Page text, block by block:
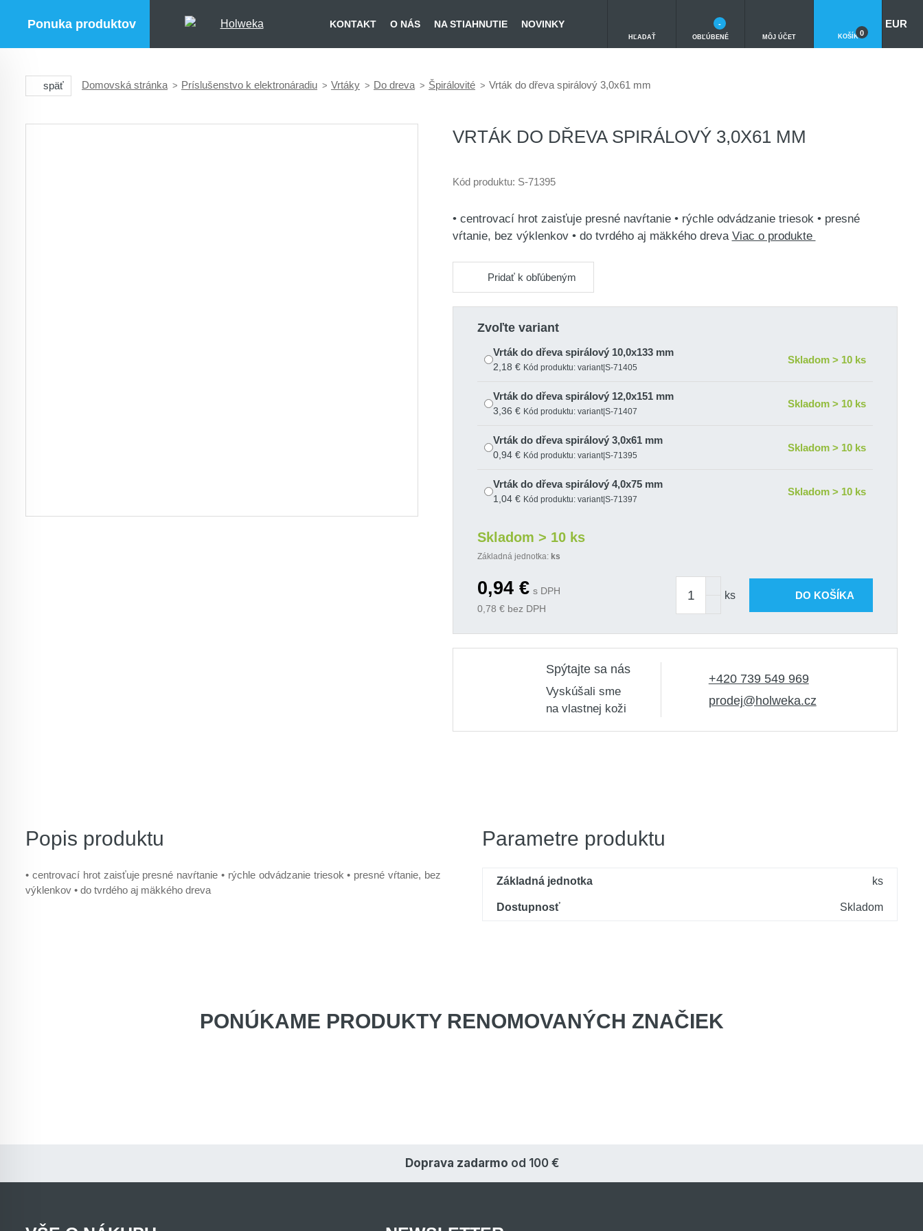
Ponuka produktov KONTAKT O NÁS NA STIAHNUTIE NOVINKY
HĽADAŤ OBĽÚBENÉ
-
MÔJ ÚČET KOŠÍK 0
EUR
späť Domovská stránka Príslušenstvo k elektronáradiu Vrtáky Do dreva Špirálovité Vrták do dřeva spirálový 3,0x61 mm
VRTÁK DO DŘEVA SPIRÁLOVÝ 3,0X61 MM
Kód produktu: S-71395
• centrovací hrot zaisťuje presné navŕtanie • rýchle odvádzanie triesok • presné
vŕtanie, bez výklenkov • do tvrdého aj mäkkého dreva Viac o produkte
Pridať k obľúbeným
Zvoľte variant
Vrták do dřeva spirálový 10,0x133 mm
2,18 € Kód produktu: variant|S-71405
Skladom > 10 ks
Vrták do dřeva spirálový 12,0x151 mm
3,36 € Kód produktu: variant|S-71407
Skladom > 10 ks
Vrták do dřeva spirálový 3,0x61 mm
0,94 € Kód produktu: variant|S-71395
Skladom > 10 ks
Vrták do dřeva spirálový 4,0x75 mm
1,04 € Kód produktu: variant|S-71397
Skladom > 10 ks
1,14 €Kód produktu: variant|S-71399
1,23 €Kód produktu: variant|S-71401
Skladom > 10 ks
Vrták do dřeva spirálový 8,0x117 mm
Skladom > 10 ks
Základná jednotka: ks
0,94€ s DPH
0,78 € bez DPH
ks DO KOŠÍKA
Spýtajte sa nás
Vyskúšali sme
na vlastnej koži
+420 739 549 969
prodej@holweka.cz
Popis produktu
• centrovací hrot zaisťuje presné navŕtanie • rýchle odvádzanie triesok • presné vŕtanie, bez
výklenkov • do tvrdého aj mäkkého dreva
Parametre produktu
Základná jednotka ks
Dostupnosť Skladom
PONÚKAME PRODUKTY RENOMOVANÝCH ZNAČIEK
Doprava zadarmo od 100 €